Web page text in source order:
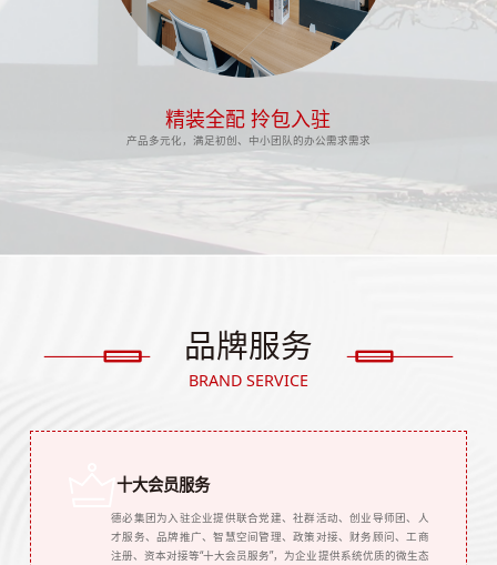
精装全配 拎包入驻
产品多元化，满足初创、中小团队的办公需求需求
品牌服务
BRAND SERVICE
十大会员服务
德必集团为入驻企业提供联合党建、社群活动、创业导师团、人
才服务、品牌推广、智慧空间管理、政策对接、财务顾问、工商
注册、资本对接等“十大会员服务”，为企业提供系统优质的微生态